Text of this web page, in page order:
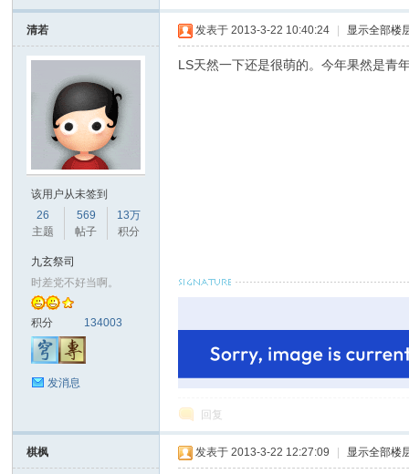
清若
该用户从未签到
26
主题
569
帖子
13万
积分
九玄祭司
时差党不好当啊。
积分 134003
发消息
发表于 2013-3-22 10:40:24 显示全部楼
LS天然一下还是很萌的。今年果然是青
回复
棋枫 发表于 2013-3-22 12:27:09 显示全部楼